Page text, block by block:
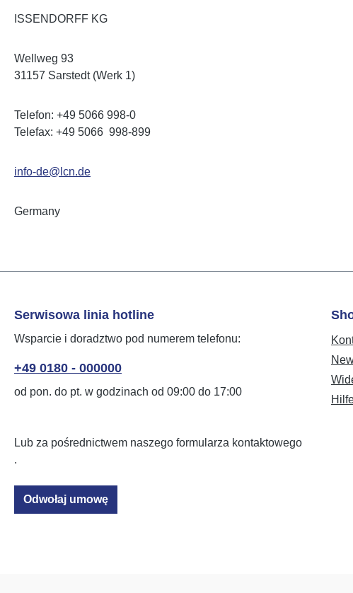
ISSENDORFF KG
Wellweg 93
31157 Sarstedt (Werk 1)
Telefon: +49 5066 998-0
Telefax: +49 5066 998-899
info-de@lcn.de
Germany
Serwisowa linia hotline
Wsparcie i doradztwo pod numerem telefonu:
+49 0180 - 000000
od pon. do pt. w godzinach od 09:00 do 17:00
Lub za pośrednictwem naszego formularza kontaktowego
.
Odwołaj umowę